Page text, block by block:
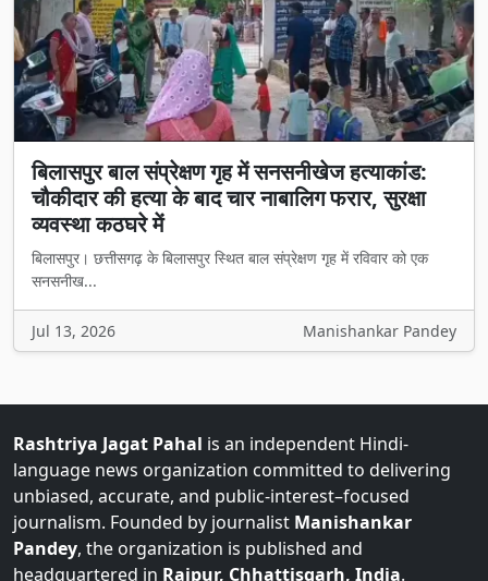
बिलासपुर बाल संप्रेक्षण गृह में सनसनीखेज हत्याकांड:
चौकीदार की हत्या के बाद चार नाबालिग फरार, सुरक्षा
व्यवस्था कठघरे में
बिलासपुर। छत्तीसगढ़ के बिलासपुर स्थित बाल संप्रेक्षण गृह में रविवार को एक
सनसनीख...
Jul 13, 2026 Manishankar Pandey
Rashtriya Jagat Pahal is an independent Hindi-
language news organization committed to delivering
unbiased, accurate, and public-interest–focused
journalism. Founded by journalist Manishankar
Pandey, the organization is published and
headquartered in Raipur, Chhattisgarh, India.